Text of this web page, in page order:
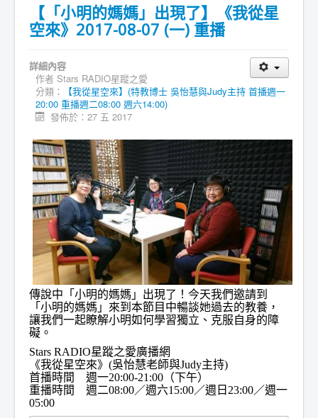
【「小明的媽媽」出現了】《我從星
空來》2017-08-07 (一) 重播
詳細內容
作者 Stars RADIO星蹤之愛
分類：
【我從星空來】(特教博士 吳怡慧與Judy主持 首播週一
20:00 重播週二08:00 週六14:00)
發佈於：27 五 2017
傳說中「小明的媽媽」出現了！今天我們邀請到
「小明的媽媽」來到本節目中暢談她過去的教養，
讓我們一起瞭解小明如何學習獨立、克服自身的障
礙。
Stars RADIO星蹤之愛廣播網
《我從星空來》(吳怡慧老師與Judy主持)
首播時間 週一20:00-21:00（下午）
重播時間 週二08:00／週六15:00／週日23:00／週一
05:00